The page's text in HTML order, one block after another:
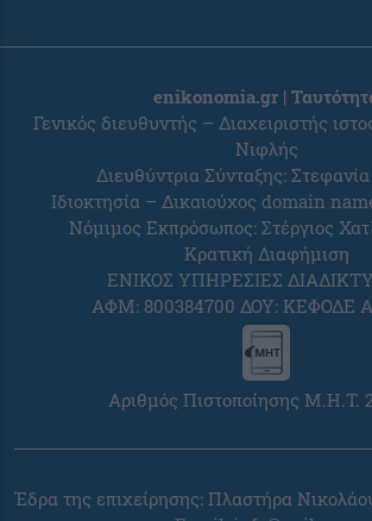
enikonomia.gr |
Γενικός διευθυντής – Διαχειριστής
Νιφλής
Διευθύντρια Σύνταξης:
Ιδιοκτησία – Δικαιούχος domain
Νόμιμος Εκπρόσωπος: Στέργιος
Κρατική Διαφήμιση
ΕΝΙΚΟΣ ΥΠΗΡΕΣΙΕΣ
ΑΦΜ: 800384700 ΔΟΥ: ΚΕΦΟΔΕ
Αριθμός Πιστοποίησης Μ.Η.Τ.
Έδρα της επιχείρησης: Πλαστήρα